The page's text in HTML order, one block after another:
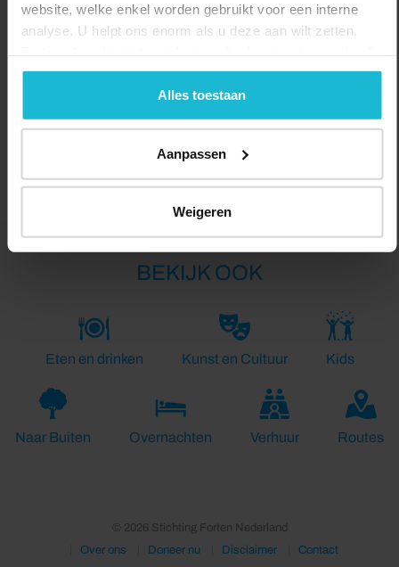
website, welke enkel worden gebruikt voor een interne
analyse. U helpt ons enorm als u deze aan wilt zetten.
geen commerciële doelstelling. U kunt deze cookies via
de knoppen accepteren, beheren of weigeren.
Alles toestaan
Aanpassen
Weigeren
BEKIJK OOK
Eten en drinken Kunst en Cultuur Kids
Naar Buiten Overnachten Verhuur Routes
© 2026 Stichting Forten Nederland
Over ons
Doneer nu Disclaimer
Contact